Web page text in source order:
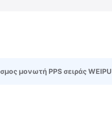
μονωτή PPS σειράς WEIPU